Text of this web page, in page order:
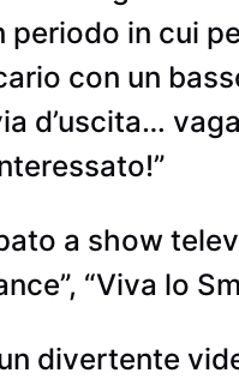
in cui
con un
d’uscita…
a show
“Viva lo
divertente